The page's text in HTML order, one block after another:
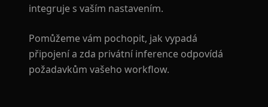
integruje s vaším nastavením.
Pomůžeme vám pochopit, jak vypadá
připojení a zda privátní inference odpovídá
požadavkům vašeho workflow.